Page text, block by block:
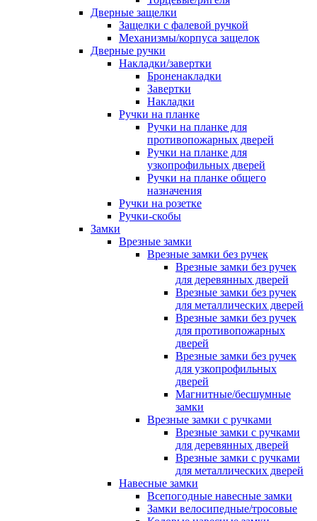
Дверные защелки
Защелки с фалевой ручкой
Механизмы/корпуса защелок
Дверные ручки
Накладки/завертки
Броненакладки
Завертки
Накладки
Ручки на планке
Ручки на планке для
противопожарных дверей
Ручки на планке для
узкопрофильных дверей
Ручки на планке общего
назначения
Ручки на розетке
Ручки-скобы
Замки
Врезные замки
Врезные замки без ручек
Врезные замки без ручек
для деревянных дверей
Врезные замки без ручек
для металлических дверей
Врезные замки без ручек
для противопожарных
дверей
Врезные замки без ручек
для узкопрофильных
дверей
Магнитные/бесшумные
замки
Врезные замки с ручками
Врезные замки с ручками
для деревянных дверей
Врезные замки с ручками
для металлических дверей
Навесные замки
Всепогодные навесные замки
Замки велосипедные/тросовые